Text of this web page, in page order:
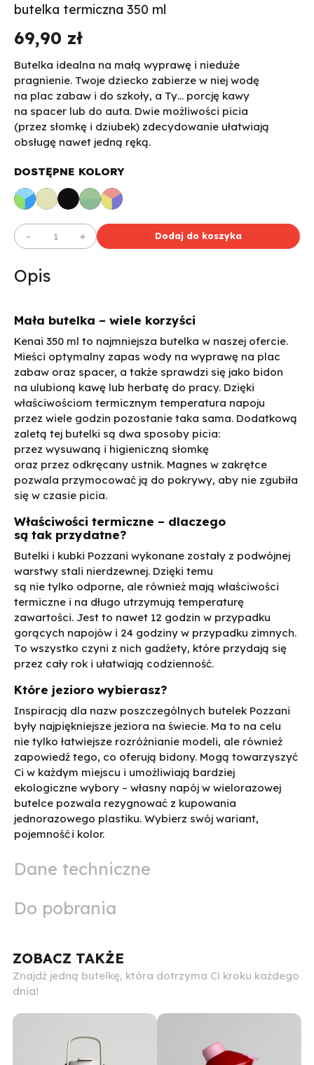
butelka termiczna 350 ml
69,90 zł
Butelka idealna na małą wyprawę i nieduże
pragnienie. Twoje dziecko zabierze w niej wodę
na plac zabaw i do szkoły, a Ty… porcję kawy
na spacer lub do auta. Dwie możliwości picia
(przez słomkę i dziubek) zdecydowanie ułatwiają
obsługę nawet jedną ręką.
- + Dodaj do koszyka
Opis
Dane techniczne
Do pobrania
Mała butelka – wiele korzyści
Kenai 350 ml to najmniejsza butelka w naszej ofercie.
Mieści optymalny zapas wody na wyprawę na plac
zabaw oraz spacer, a także sprawdzi się jako bidon
na ulubioną kawę lub herbatę do pracy. Dzięki
właściwościom termicznym temperatura napoju
przez wiele godzin pozostanie taka sama. Dodatkową
zaletą tej butelki są dwa sposoby picia:
przez wysuwaną i higieniczną słomkę
oraz przez odkręcany ustnik. Magnes w zakrętce
pozwala przymocować ją do pokrywy, aby nie zgubiła
się w czasie picia.
Właściwości termiczne – dlaczego
są tak przydatne?
Butelki i kubki Pozzani wykonane zostały z podwójnej
warstwy stali nierdzewnej. Dzięki temu
są nie tylko odporne, ale również mają właściwości
termiczne i na długo utrzymują temperaturę
zawartości. Jest to nawet 12 godzin w przypadku
gorących napojów i 24 godziny w przypadku zimnych.
To wszystko czyni z nich gadżety, które przydają się
przez cały rok i ułatwiają codzienność.
Które jezioro wybierasz?
Inspiracją dla nazw poszczególnych butelek Pozzani
były najpiękniejsze jeziora na świecie. Ma to na celu
nie tylko łatwiejsze rozróżnianie modeli, ale również
zapowiedź tego, co oferują bidony. Mogą towarzyszyć
Ci w każdym miejscu i umożliwiają bardziej
ekologiczne wybory – własny napój w wielorazowej
butelce pozwala rezygnować z kupowania
jednorazowego plastiku. Wybierz swój wariant,
pojemność i kolor.
ZOBACZ TAKŻE
Znajdź jedną butelkę, która dotrzyma Ci kroku każdego
dnia!